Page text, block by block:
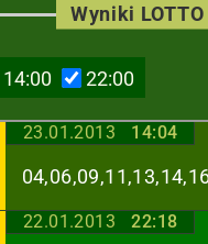
14:00 22:00
Wyniki
23.01.2013 14:04
22.01.2013 22:18